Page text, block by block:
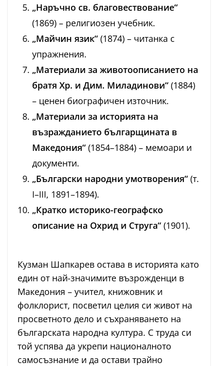
„Наръчно св. благовествование“
(1869) – религиозен учебник.
„Майчин язик“ (1874) – читанка с
упражнения.
„Материали за животоописанието на
братя Хр. и Дим. Миладинови“ (1884)
– ценен биографичен източник.
„Материали за историята на
възражданието българщината в
Македония“ (1854–1884) – мемоари и
документи.
„Български народни умотворения“ (т.
I–III, 1891–1894).
„Кратко историко-географско
описание на Охрид и Струга“ (1901).
Кузман Шапкарев остава в историята като
един от най-значимите възрожденци в
Македония – учител, книжовник и
фолклорист, посветил целия си живот на
просветното дело и съхраняването на
българската народна култура. С труда си
той успява да укрепи националното
самосъзнание и да остави трайно